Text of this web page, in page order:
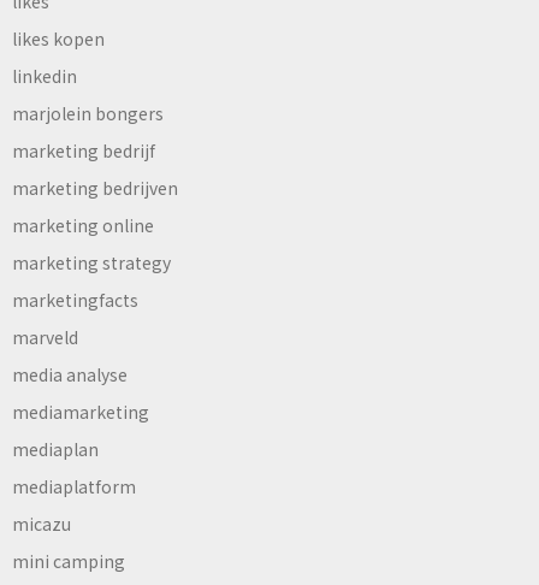
likes kopen
linkedin
marjolein bongers
marketing bedrijf
marketing bedrijven
marketing online
marketing strategy
marketingfacts
marveld
media analyse
mediamarketing
mediaplan
mediaplatform
micazu
mini camping